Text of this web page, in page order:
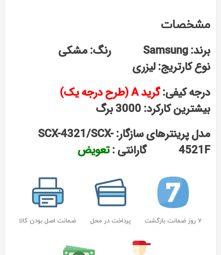
مشخصات
برند: Samsung
رنگ: مشکی
نوع کارتریج: لیزری
درجه کیفی:گرید A (طرح درجه یک)
بیشترین کارکرد: 3000 برگ
مدل پرینترهای سازگار: SCX-4321/SCX-
4521F گارانتی :
تعویض
7 روز ضمانت بازگشت پرداخت در محل ضمانت اصل بودن کالا